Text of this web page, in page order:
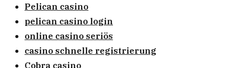
Pelican casino
pelican casino login
online casino seriös
casino schnelle registrierung
Cobra casino